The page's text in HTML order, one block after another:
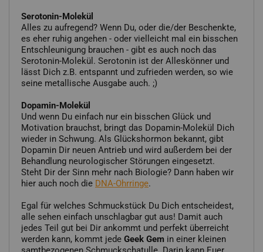
Serotonin-Molekül
Alles zu aufregend? Wenn Du, oder die/der Beschenkte,
es eher ruhig angehen - oder vielleicht mal ein bisschen
Entschleunigung brauchen - gibt es auch noch das
Serotonin-Molekül. Serotonin ist der Alleskönner und
lässt Dich z.B. entspannt und zufrieden werden, so wie
seine metallische Ausgabe auch. ;)
Dopamin-Molekül
Und wenn Du einfach nur ein bisschen Glück und
Motivation brauchst, bringt das Dopamin-Molekül Dich
wieder in Schwung. Als Glückshormon bekannt, gibt
Dopamin Dir neuen Antrieb und wird außerdem bei der
Behandlung neurologischer Störungen eingesetzt.
Steht Dir der Sinn mehr nach Biologie? Dann haben wir
hier auch noch die DNA-Ohrringe.
Egal für welches Schmuckstück Du Dich entscheidest,
alle sehen einfach unschlagbar gut aus! Damit auch
jedes Teil gut bei Dir ankommt und perfekt überreicht
werden kann, kommt jede Geek Gem in einer kleinen